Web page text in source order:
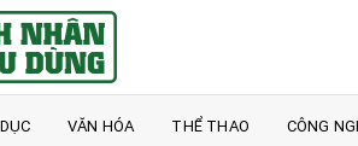
VĂN HÓA THỂ THAO CÔNG